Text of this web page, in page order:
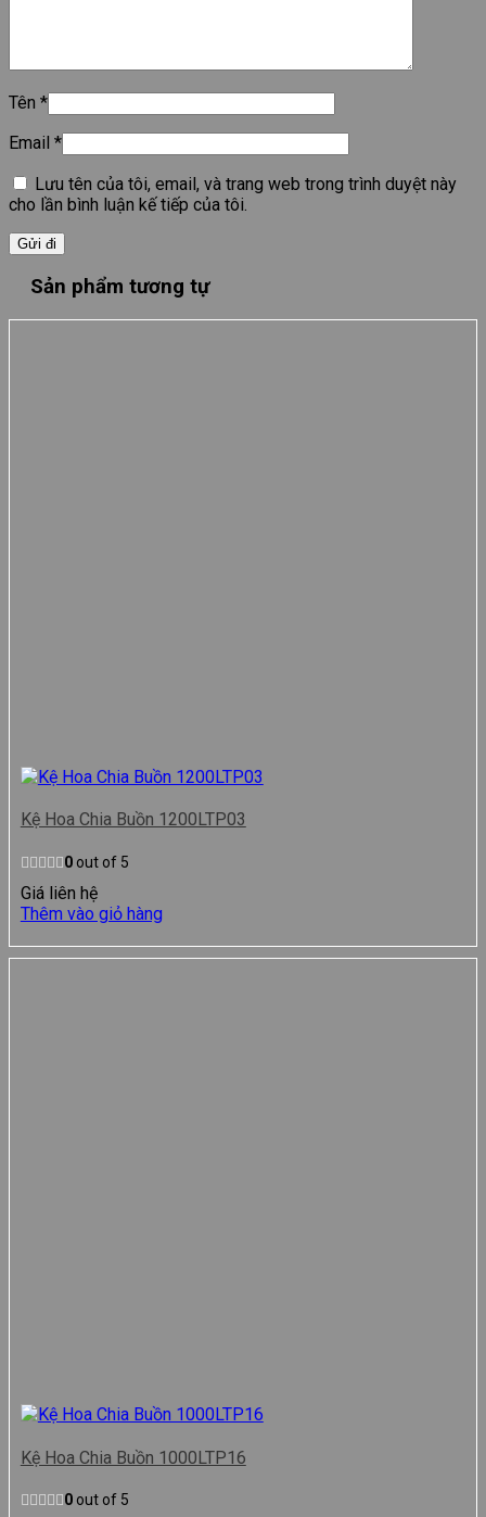
Tên *
Email *
Lưu tên của tôi, email, và trang web trong trình duyệt này
cho lần bình luận kế tiếp của tôi.
Sản phẩm tương tự
Kệ Hoa Chia Buồn 1200LTP03
0out of 5
Giá liên hệ
Thêm vào giỏ hàng
Kệ Hoa Chia Buồn 1000LTP16
0out of 5